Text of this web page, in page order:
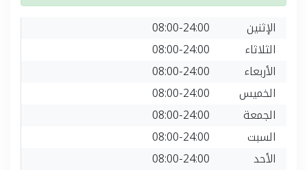
الإثنين
08:00-24:00
الثلاثاء
08:00-24:00
الأربعاء
08:00-24:00
الخميس
08:00-24:00
الجمعة
08:00-24:00
السبت
08:00-24:00
الأحد
08:00-24:00